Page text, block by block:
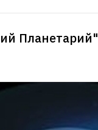
Планетарий"